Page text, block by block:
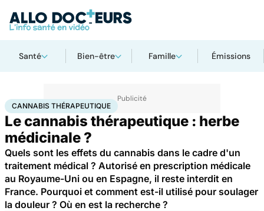
Santé Bien-être Famille Émissions
AccueilSantéMaladiesCancerCannabis thérapeutique
CANNABIS THÉRAPEUTIQUE
Le cannabis thérapeutique : herbe
médicinale ?
Quels sont les effets du cannabis dans le cadre d'un
traitement médical ? Autorisé en prescription médicale
au Royaume-Uni ou en Espagne, il reste interdit en
France. Pourquoi et comment est-il utilisé pour soulager
la douleur ? Où en est la recherche ?